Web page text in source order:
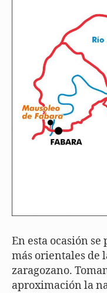
En esta ocasión
más orientales de
zaragozano.
aproximación la